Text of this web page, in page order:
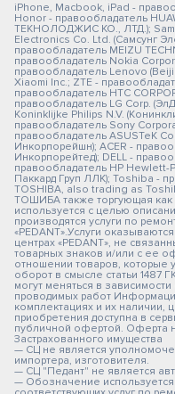
iPhone, Macbook, iPad -
Honor - правообладатель
ТЕКНОЛОДЖИС КО., ЛТД.);
Electronics Co. Ltd. (Самсунг
правообладатель MEIZU
правообладатель Nokia
правообладатель Lenovo
Xiaomi Inc.; ZTE -
правообладатель HTC
правообладатель LG Corp.
Koninklijke Philips N.V.
правообладатель Sony
правообладатель ASUSTeK
Инкорпорейшн); ACER -
Инкорпорейтед); DELL -
правообладатель HP Hewlett-
Паккард Груп ЛЛК); Toshiba -
TOSHIBA, also trading as
ТОШИБА также торгующая как
используется с целью
производятся услуги по
«PEDANT».Услуги
центрах «PEDANT», не
товарных знаков и/или с ее
отношении товаров, которые
оборот в смысле статьи 1487
могут меняться в
проводимых работ
комплектациях и их наличии,
приобретения доступна в
публичной офертой. Оферта
Застрахованного имущества
— СЦ не является
импортера, изготовителя.
— СЦ "Педант" не является
— Обозначение